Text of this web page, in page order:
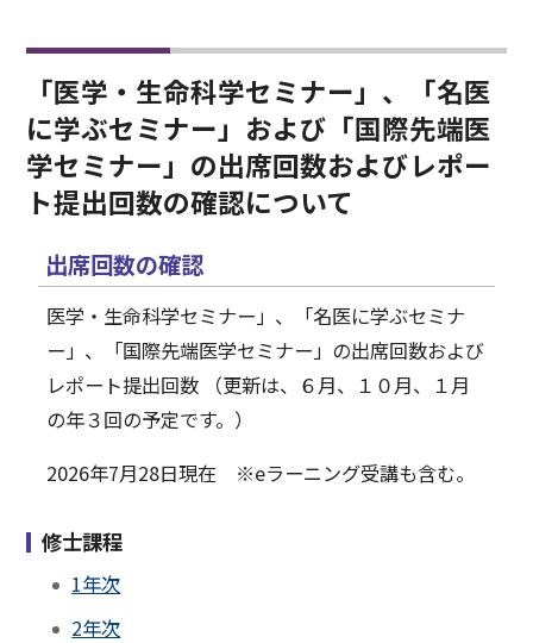
2025.05.19
【進藤岳郎 先生＠２０２５年６月２７日】D1医学・生
命科学セミナーの開催について
2025.05.08
【吉村由美子 先生＠２０２５年５月２１日】D1医学・
生命科学セミナーの開催について
【髙島康弘 先生＠２０２５年５月１４日】D1医学・生
命科学セミナーの開催について
2025.04.18
【大田秀隆 先生＠５月１５日】D2名医に学ぶセミナー
の開催について
2025.04.11
科学セミナーの開催について
【眞鍋一郎 先生＠４月１６日】D2名医に学ぶセミナー
の開催について
2025.01.06
【坂田麻実子 先生＠２０２５年２月５日】D1医学・生
「医学・生命科学セミナー」、「名医
に学ぶセミナー」および「国際先端医
学セミナー」の出席回数およびレポー
ト提出回数の確認について
出席回数の確認
医学・生命科学セミナー」、「名医に学ぶセミナ
ー」、「国際先端医学セミナー」の出席回数および
レポート提出回数 （更新は、６月、１０月、１月
の年３回の予定です。）
2026年7月28日現在 ※eラーニング受講も含む。
修士課程
1年次
2年次